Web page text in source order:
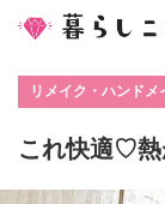
リメイク・ハンドメ
これ快適♡熱